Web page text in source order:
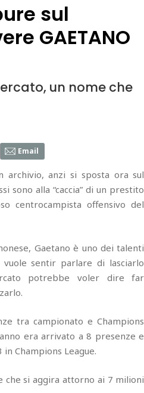
sul
GAETANO
un nome che
Email
archivio, anzi si sposta ora sul
sono alla “caccia” di un prestito
centrocampista offensivo del
Gaetano è uno dei talenti
sentir parlare di lasciarlo
potrebbe voler dire far
tra campionato e Champions
era arrivato a 8 presenze e
Champions League.
che si aggira attorno ai 7 milioni